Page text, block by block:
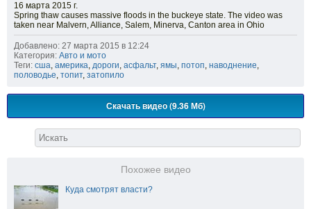
16 марта 2015 г.
Spring thaw causes massive floods in the buckeye state. The video was
taken near Malvern, Alliance, Salem, Minerva, Canton area in Ohio
Добавлено: 27 марта 2015 в 12:24
Категория: Авто и мото
Теги: сша, америка, дороги, асфальт, ямы, потоп, наводнение,
половодье, топит, затопило
Скачать видео (9.36 Мб)
Похожее видео
Куда смотрят власти?